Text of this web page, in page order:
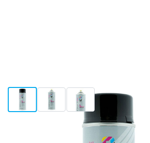
View larger imageView larger imageView larger image
Spedito entro 1-2 giorni